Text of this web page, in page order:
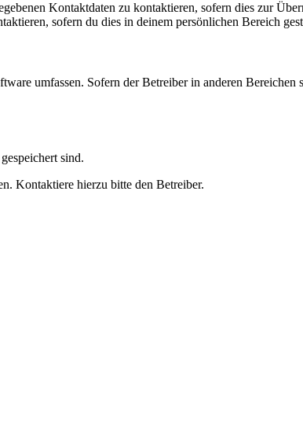
Kontaktdaten zu kontaktieren, sofern dies zur
sofern du dies in deinem persönlichen Bereich
umfassen. Sofern der Betreiber in anderen Bereichen
sind.
Kontaktiere hierzu bitte den Betreiber.